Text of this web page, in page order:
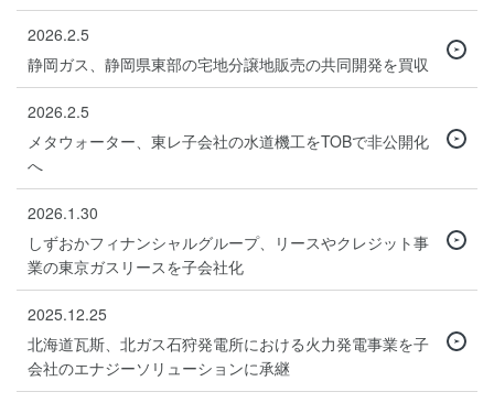
2026.2.5
静岡ガス、静岡県東部の宅地分譲地販売の共同開発を買収
2026.2.5
メタウォーター、東レ子会社の水道機工をTOBで非公開化
へ
2026.1.30
しずおかフィナンシャルグループ、リースやクレジット事
業の東京ガスリースを子会社化
2025.12.25
北海道瓦斯、北ガス石狩発電所における火力発電事業を子
会社のエナジーソリューションに承継